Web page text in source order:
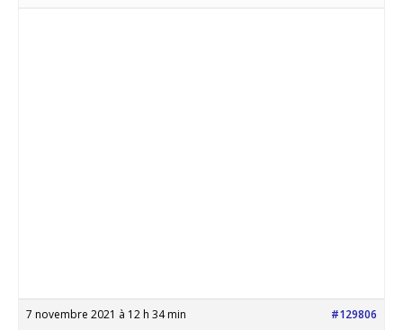
7 novembre 2021 à 12 h 34 min #129806